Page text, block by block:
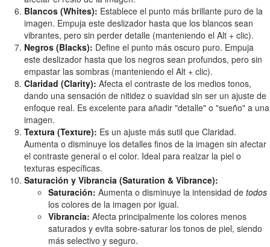
Blancos (Whites): Establece el punto más brillante puro de la
imagen. Empuja este deslizador hasta que los blancos sean
vibrantes, pero sin perder detalle (manteniendo el Alt + clic).
Negros (Blacks): Define el punto más oscuro puro. Empuja
este deslizador hasta que los negros sean profundos, pero sin
empastar las sombras (manteniendo el Alt + clic).
Claridad (Clarity): Afecta el contraste de los medios tonos,
dando una sensación de nitidez o suavidad sin ser un ajuste de
enfoque real. Es excelente para añadir "detalle" o "sueño" a una
imagen.
Textura (Texture): Es un ajuste más sutil que Claridad.
Aumenta o disminuye los detalles finos de la imagen sin afectar
el contraste general o el color. Ideal para realzar la piel o
texturas específicas.
Saturación y Vibrancia (Saturation & Vibrance):
Saturación: Aumenta o disminuye la intensidad de todos
los colores de la imagen por igual.
Vibrancia: Afecta principalmente los colores menos
saturados y evita sobre-saturar los tonos de piel, siendo
más selectivo y seguro.